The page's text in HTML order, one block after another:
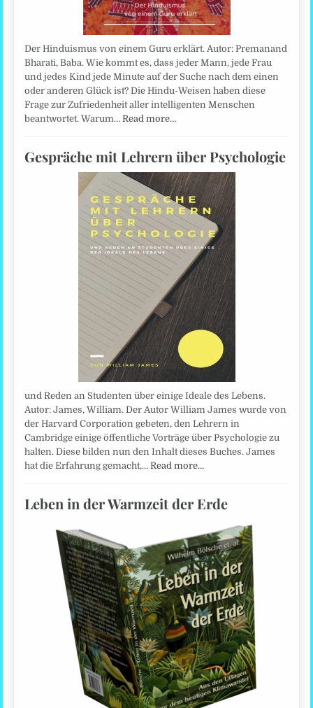
Der Hinduismus von einem Guru erklärt. Autor: Premanand
Bharati, Baba. Wie kommt es, dass jeder Mann, jede Frau
und jedes Kind jede Minute auf der Suche nach dem einen
oder anderen Glück ist? Die Hindu-Weisen haben diese
Frage zur Zufriedenheit aller intelligenten Menschen
beantwortet. Warum…Read more…
Gespräche mit Lehrern über Psychologie
und Reden an Studenten über einige Ideale des Lebens.
Autor: James, William. Der Autor William James wurde von
der Harvard Corporation gebeten, den Lehrern in
Cambridge einige öffentliche Vorträge über Psychologie zu
halten. Diese bilden nun den Inhalt dieses Buches. James
hat die Erfahrung gemacht,…Read more…
Leben in der Warmzeit der Erde